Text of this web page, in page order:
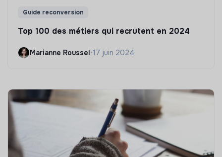
Guide reconversion
Top 100 des métiers qui recrutent en 2024
Marianne Roussel•17 juin 2024